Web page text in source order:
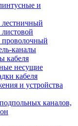
и
проволочный
каналы
кабеля
несущие
кабеля
и устройства
каналов,